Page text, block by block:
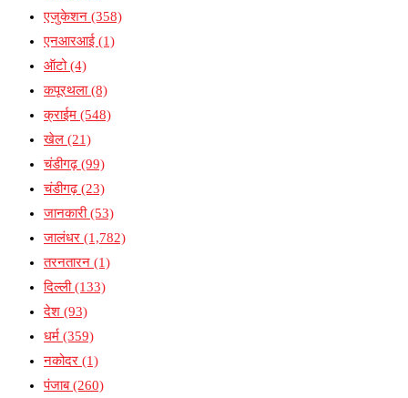
एजुकेशन (358)
एनआरआई (1)
ऑटो(4)
कपूरथला(8)
क्राईम (548)
खेल (21)
चंडीगढ़(99)
चंडीगढ़(23)
जानकारी(53)
जालंधर (1,782)
तरनतारन (1)
दिल्ली(133)
देश (93)
धर्म (359)
नकोदर (1)
पंजाब(260)